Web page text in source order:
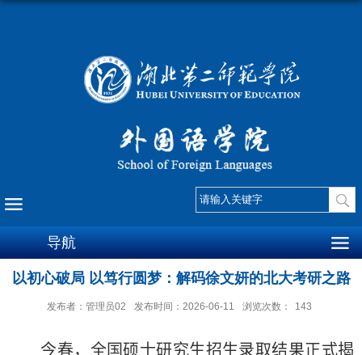
导航
以初心破局 以笃行圆梦：解码徐文妍的北大考研之路
发布者：管理员02 发布时间：2026-06-11 浏览次数： 143
今春，全国硕士研究生招生录取结果正式揭